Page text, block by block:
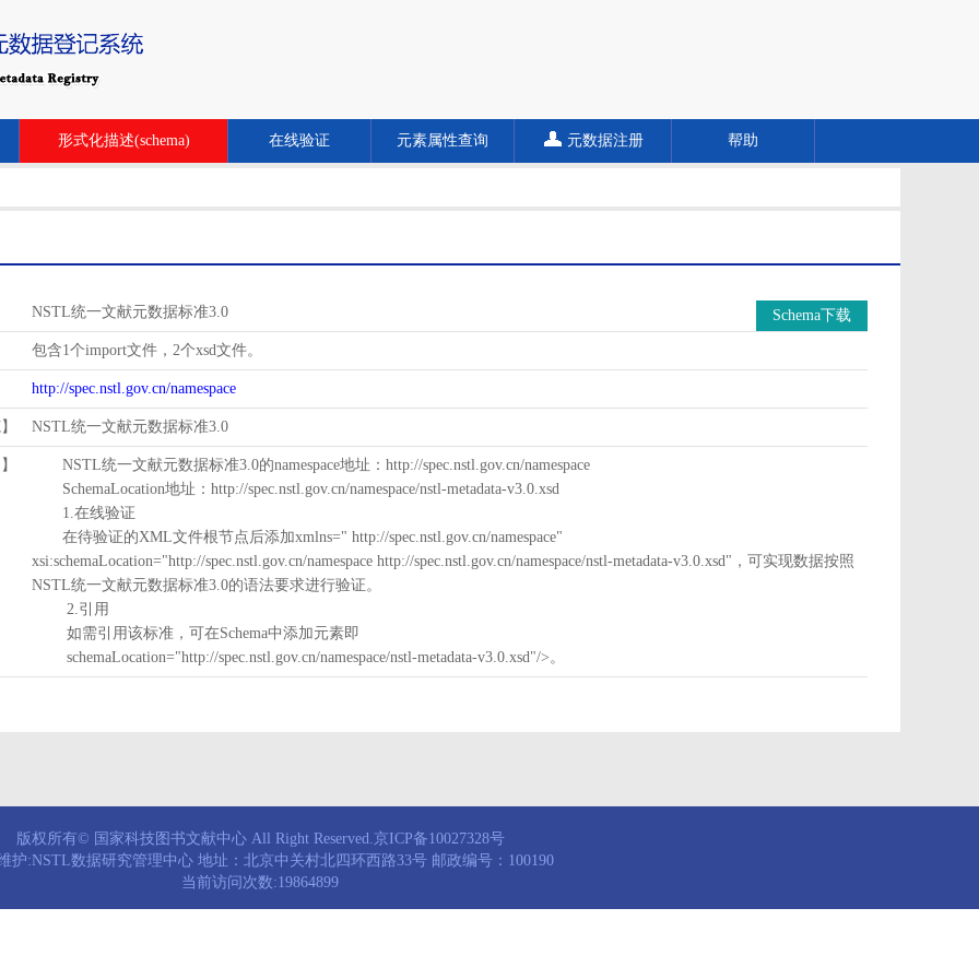
形式化描述(schema) 在线验证 元素属性查询 元数据注册 帮助
NSTL统一文献元数据标准3.0 Schema下载
包含1个import文件，2个xsd文件。
http://spec.nstl.gov.cn/namespace
NSTL统一文献元数据标准3.0
NSTL统一文献元数据标准3.0的namespace地址：http://spec.nstl.gov.cn/namespace
SchemaLocation地址：http://spec.nstl.gov.cn/namespace/nstl-metadata-v3.0.xsd
1.在线验证
在待验证的XML文件根节点后添加xmlns=" http://spec.nstl.gov.cn/namespace"
xsi:schemaLocation="http://spec.nstl.gov.cn/namespace http://spec.nstl.gov.cn/namespace/nstl-metadata-v3.0.xsd"，可实现数据按照
NSTL统一文献元数据标准3.0的语法要求进行验证。
2.引用
如需引用该标准，可在Schema中添加元素即
schemaLocation="http://spec.nstl.gov.cn/namespace/nstl-metadata-v3.0.xsd"/>。
版权所有© 国家科技图书文献中心 All Right Reserved.京ICP备10027328号
护:NSTL数据研究管理中心 地址：北京中关村北四环西路33号 邮政编号：100190
当前访问次数:19864899